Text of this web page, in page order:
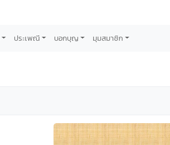
ประเพณี บอกบุญ มุมสมาชิก